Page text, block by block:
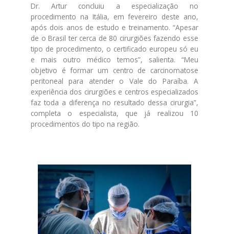
Dr. Artur concluiu a especialização no
procedimento na Itália, em fevereiro deste ano,
após dois anos de estudo e treinamento. “Apesar
de o Brasil ter cerca de 80 cirurgiões fazendo esse
tipo de procedimento, o certificado europeu só eu
e mais outro médico temos”, salienta. “Meu
objetivo é formar um centro de carcinomatose
peritoneal para atender o Vale do Paraíba. A
experiência dos cirurgiões e centros especializados
faz toda a diferença no resultado dessa cirurgia”,
completa o especialista, que já realizou 10
procedimentos do tipo na região.